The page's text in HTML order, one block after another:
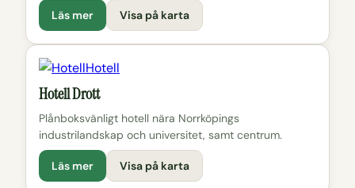
Läs mer Visa på karta
Hotell
Hotell Drott
Plånboksvänligt hotell nära Norrköpings
industrilandskap och universitet, samt centrum.
Läs mer Visa på karta